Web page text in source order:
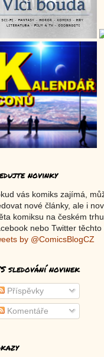
novinky
vás komiks zajímá,
nové články, ale i
komiksu na českém
nebo Twitter těchto
by @ComicsBlogCZ
sledování novinek
Příspěvky
Komentáře